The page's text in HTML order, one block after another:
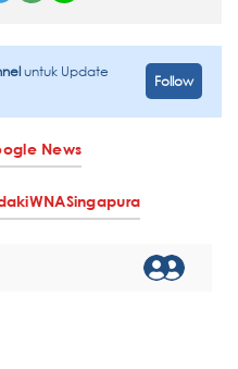
untuk Update
Follow
News
WNASingapura